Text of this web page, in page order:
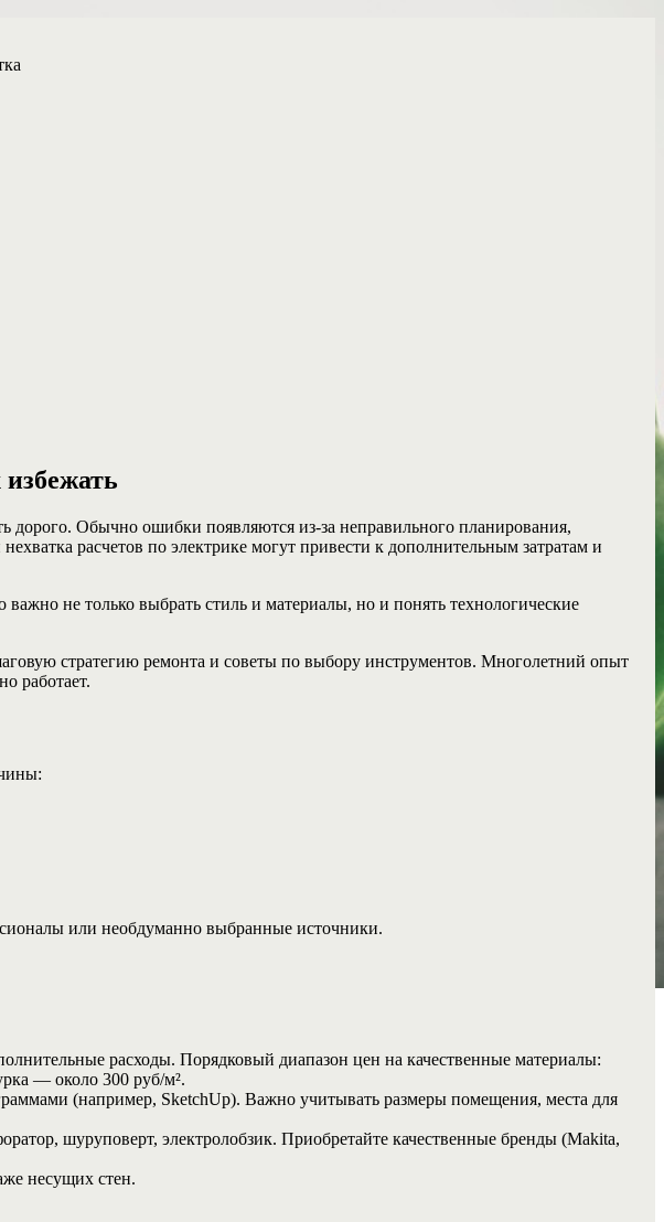
Обычно ошибки появляются из-за неправильного планирования,
расчетов по электрике могут привести к дополнительным затратам и
не только выбрать стиль и материалы, но и понять технологические
стратегию ремонта и советы по выбору инструментов. Многолетний опыт
работает.
или необдуманно выбранные источники.
расходы. Порядковый диапазон цен на качественные материалы:
— около 300 руб/м².
(например, SketchUp). Важно учитывать размеры помещения, места для
шуруповерт, электролобзик. Приобретайте качественные бренды (Makita,
несущих стен.